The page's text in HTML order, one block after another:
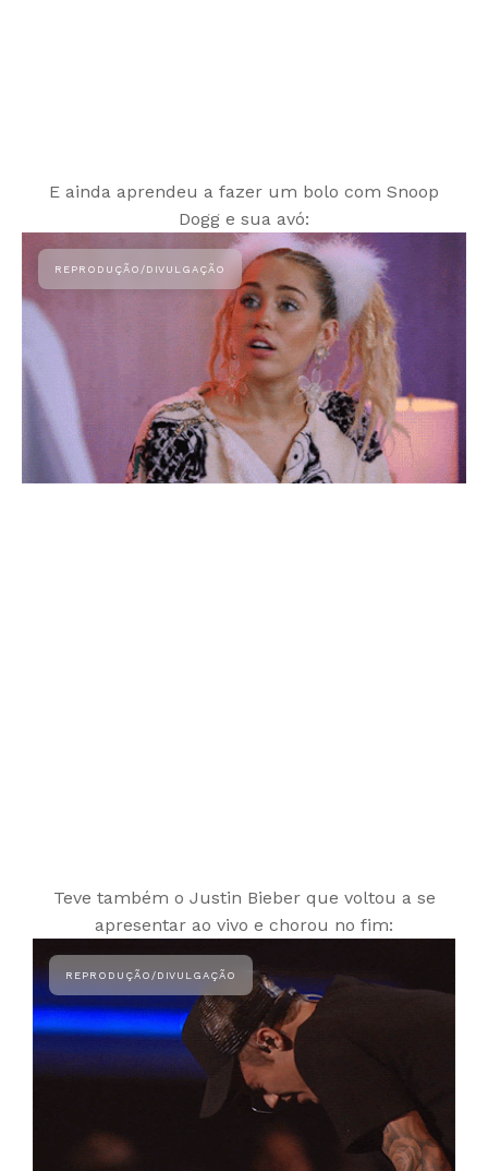
E ainda aprendeu a fazer um bolo com Snoop
Dogg e sua avó:
Teve também o Justin Bieber que voltou a se
apresentar ao vivo e chorou no fim: